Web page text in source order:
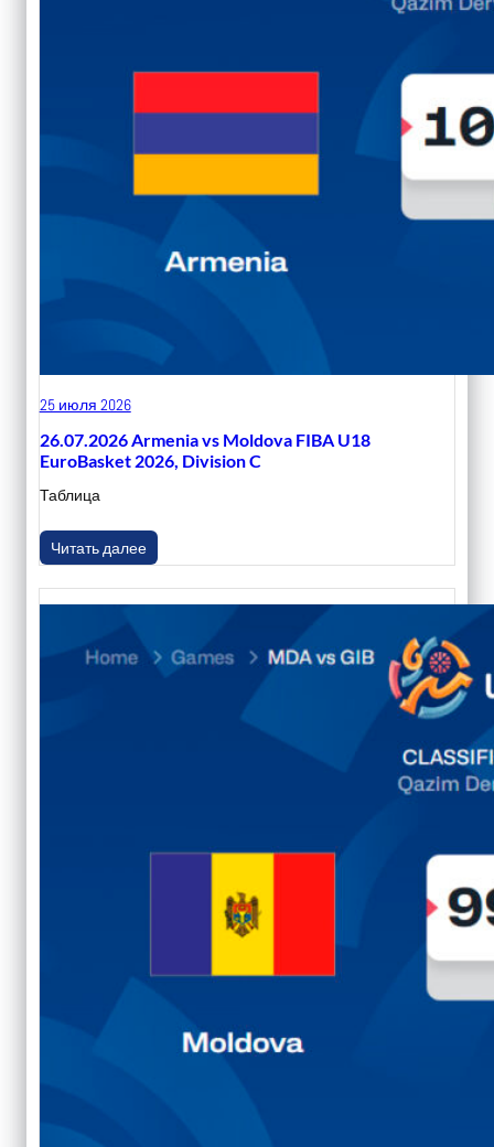
25 июля 2026
26.07.2026 Armenia vs Moldova FIBA U18
EuroBasket 2026, Division C
Таблица
Читать далее